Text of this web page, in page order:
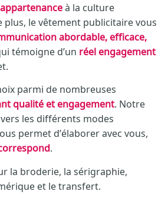
à la culture
plus, le vêtement publicitaire vous
abordable, efficace,
témoigne d’un réel engagement
parmi de nombreuses
qualité et engagement. Notre
les différents modes
permet d’élaborer avec vous,
.
la broderie, la sérigraphie,
et le transfert.